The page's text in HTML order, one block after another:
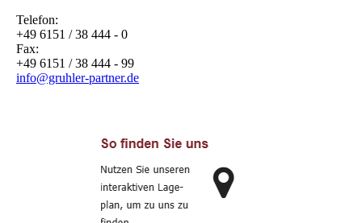
Telefon:
+49 6151 / 38 444 - 0
Fax:
+49 6151 / 38 444 - 99
info@gruhler-partner.de